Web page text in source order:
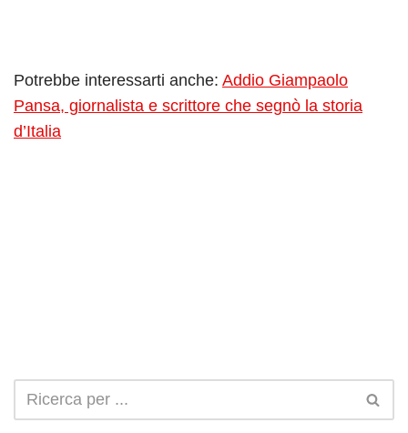
Potrebbe interessarti anche: Addio Giampaolo
Pansa, giornalista e scrittore che segnò la storia
d’Italia